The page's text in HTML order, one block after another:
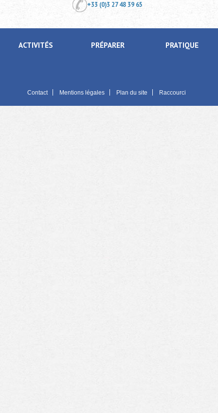
+33 (0)3 27 48 39 65
ACTIVITÉS PRÉPARER PRATIQUE
Contact Mentions légales Plan du site Raccourci